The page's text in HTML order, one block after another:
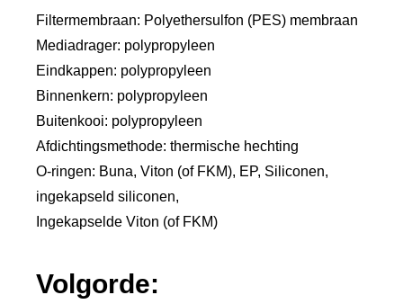
Filtermembraan: Polyethersulfon (PES) membraan
Mediadrager: polypropyleen
Eindkappen: polypropyleen
Binnenkern: polypropyleen
Buitenkooi: polypropyleen
Afdichtingsmethode: thermische hechting
O-ringen: Buna, Viton (of FKM), EP, Siliconen,
ingekapseld siliconen,
Ingekapselde Viton (of FKM)
Volgorde: